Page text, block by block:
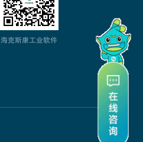
海克斯康工业软件